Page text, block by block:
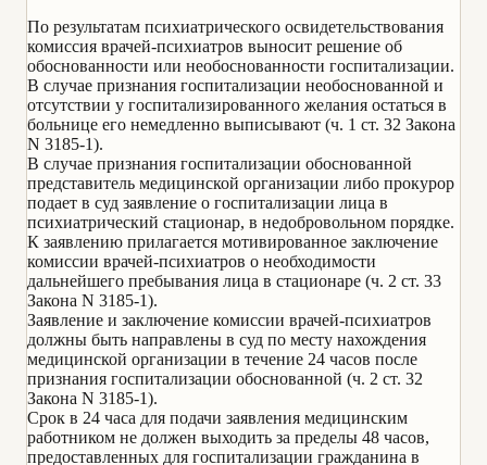
По результатам психиатрического освидетельствования
комиссия врачей-психиатров выносит решение об
обоснованности или необоснованности госпитализации.
В случае признания госпитализации необоснованной и
отсутствии у госпитализированного желания остаться в
больнице его немедленно выписывают (ч. 1 ст. 32 Закона
N 3185-1).
В случае признания госпитализации обоснованной
представитель медицинской организации либо прокурор
подает в суд заявление о госпитализации лица в
психиатрический стационар, в недобровольном порядке.
К заявлению прилагается мотивированное заключение
комиссии врачей-психиатров о необходимости
дальнейшего пребывания лица в стационаре (ч. 2 ст. 33
Закона N 3185-1).
Заявление и заключение комиссии врачей-психиатров
должны быть направлены в суд по месту нахождения
медицинской организации в течение 24 часов после
признания госпитализации обоснованной (ч. 2 ст. 32
Закона N 3185-1).
Срок в 24 часа для подачи заявления медицинским
работником не должен выходить за пределы 48 часов,
предоставленных для госпитализации гражданина в